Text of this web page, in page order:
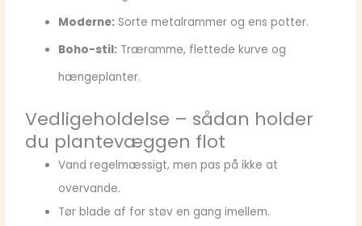
Moderne: Sorte metalrammer og ens potter.
Boho-stil: Træramme, flettede kurve og
hængeplanter.
Vedligeholdelse – sådan holder
du plantevæggen flot
Vand regelmæssigt, men pas på ikke at
overvande.
Tør blade af for støv en gang imellem.